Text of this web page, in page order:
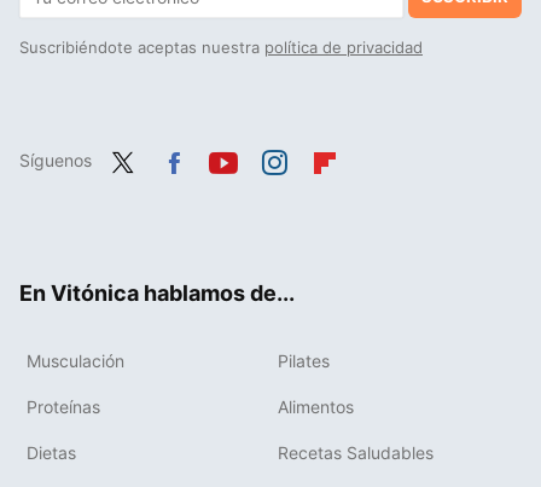
Suscribiéndote aceptas nuestra política de privacidad
Síguenos
En Vitónica hablamos de...
Musculación Pilates
Proteínas Alimentos
Dietas Recetas Saludables